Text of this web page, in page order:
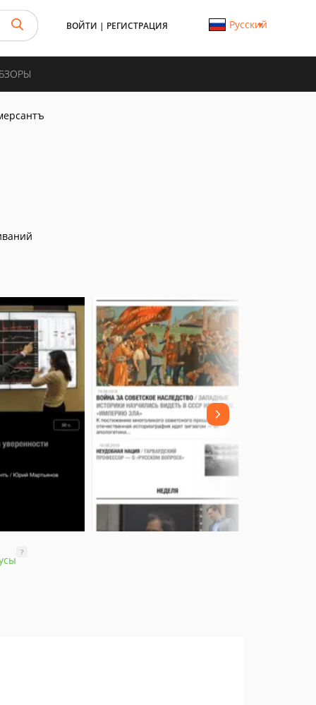
ВОЙТИ | РЕГИСТРАЦИЯ Русский
?